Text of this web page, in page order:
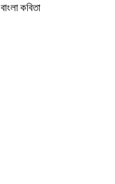
বাংলা কবিতা